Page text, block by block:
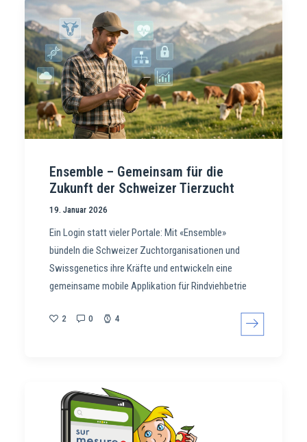
Ensemble – Gemeinsam für die
Zukunft der Schweizer Tierzucht
19. Januar 2026
Ein Login statt vieler Portale: Mit «Ensemble»
bündeln die Schweizer Zuchtorganisationen und
Swissgenetics ihre Kräfte und entwickeln eine
gemeinsame mobile Applikation für Rindviehbetrie
2 0 4